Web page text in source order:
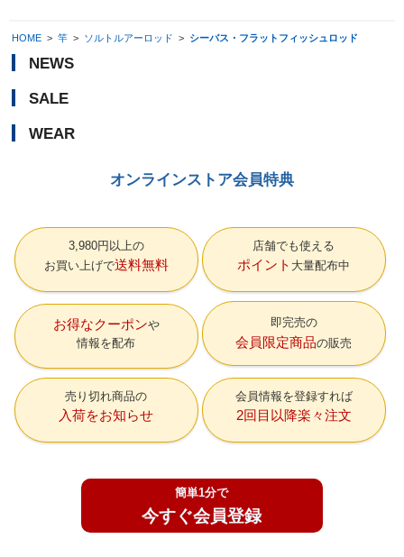
HOME > 竿 > ソルトルアーロッド > シーバス・フラットフィッシュロッド
NEWS
SALE
WEAR
オンラインストア会員特典
3,980円以上の
お買い上げで送料無料
店舗でも使える
ポイント 大量配布中
お得なクーポン
情報を配布
即完売の
会員限定商品の販売
売り切れ商品の
入荷をお知らせ
会員情報を登録すれば
2回目以降楽々注文
簡単1分で
今すぐ会員登録